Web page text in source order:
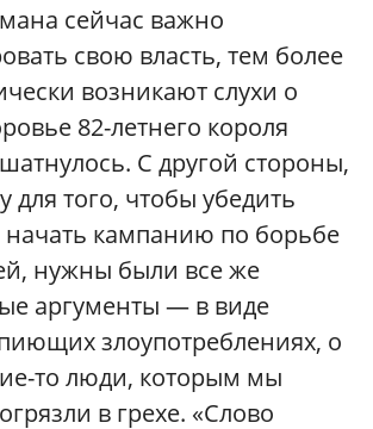
сейчас важно
свою власть, тем более
возникают слухи о
82-летнего короля
С другой стороны,
для того, чтобы убедить
начать кампанию по борьбе
нужны были все же
аргументы — в виде
злоупотреблениях, о
то люди, которым мы
в грехе. «Слово